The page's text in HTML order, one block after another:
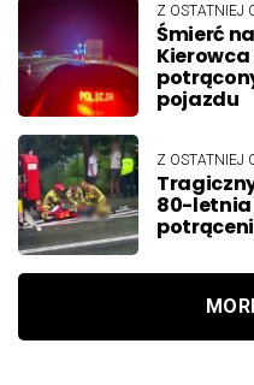
Z OSTATNIEJ
Śmierć
pojazdu
Z OSTATNIEJ
80-letnia